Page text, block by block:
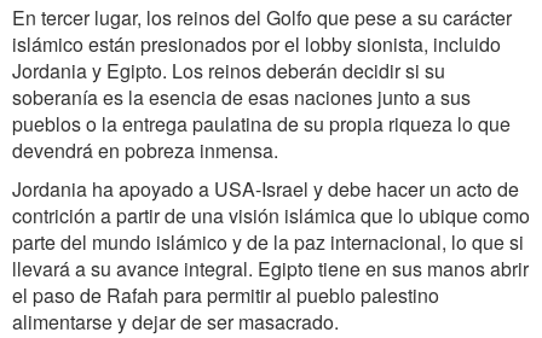
En tercer lugar, los reinos del Golfo que pese a su carácter
islámico están presionados por el lobby sionista, incluido
Jordania y Egipto. Los reinos deberán decidir si su
soberanía es la esencia de esas naciones junto a sus
pueblos o la entrega paulatina de su propia riqueza lo que
devendrá en pobreza inmensa.
Jordania ha apoyado a USA-Israel y debe hacer un acto de
contrición a partir de una visión islámica que lo ubique como
parte del mundo islámico y de la paz internacional, lo que si
llevará a su avance integral. Egipto tiene en sus manos abrir
el paso de Rafah para permitir al pueblo palestino
alimentarse y dejar de ser masacrado.